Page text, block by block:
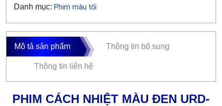
Danh mục: Phim màu tối
Mô tả sản phẩm Thông tin bổ sung
Thông tin liên hệ
PHIM CÁCH NHIỆT MÀU ĐEN URD-